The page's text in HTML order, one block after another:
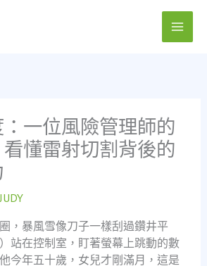
一位風險管理師的
懂雷射切割背後的
，暴風雪像刀子一樣刮過鑽井平
站在控制室，盯著螢幕上跳動的數
今年五十歲，女兒才剛滿月，這是